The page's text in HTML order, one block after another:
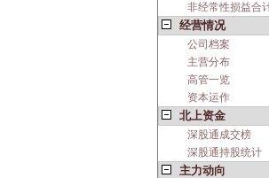
非经常性损益合
经营情况
公司档案
主营分布
高管一览
资本运作
北上资金
深股通成交榜
深股通持股统计
主力动向